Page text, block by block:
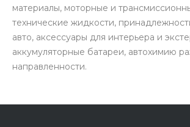
материалы, моторные и
технические жидкости,
авто, аксессуары для интерьера и
аккумуляторные батареи, автохимию
направленности.